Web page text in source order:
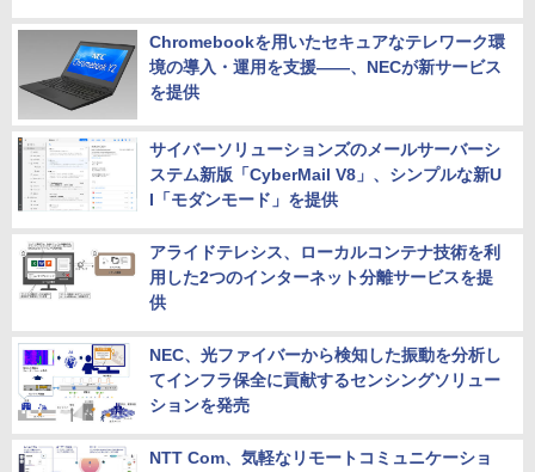
Chromebookを用いたセキュアなテレワーク環
境の導入・運用を支援――、NECが新サービス
を提供
サイバーソリューションズのメールサーバーシ
ステム新版「CyberMail V8」、シンプルな新U
I「モダンモード」を提供
アライドテレシス、ローカルコンテナ技術を利
用した2つのインターネット分離サービスを提
供
NEC、光ファイバーから検知した振動を分析し
てインフラ保全に貢献するセンシングソリュー
ションを発売
NTT Com、気軽なリモートコミュニケーショ